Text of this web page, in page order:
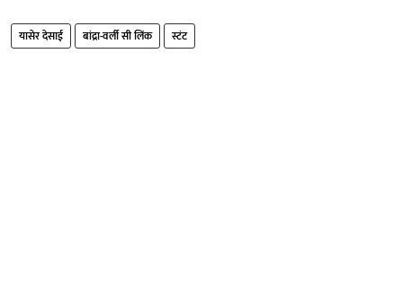
यासेर देसाई बांद्रा-वर्ली सी लिंक स्टंट